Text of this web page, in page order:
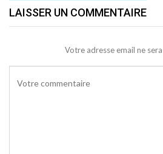
LAISSER UN COMMENTAIRE
Votre adresse email ne